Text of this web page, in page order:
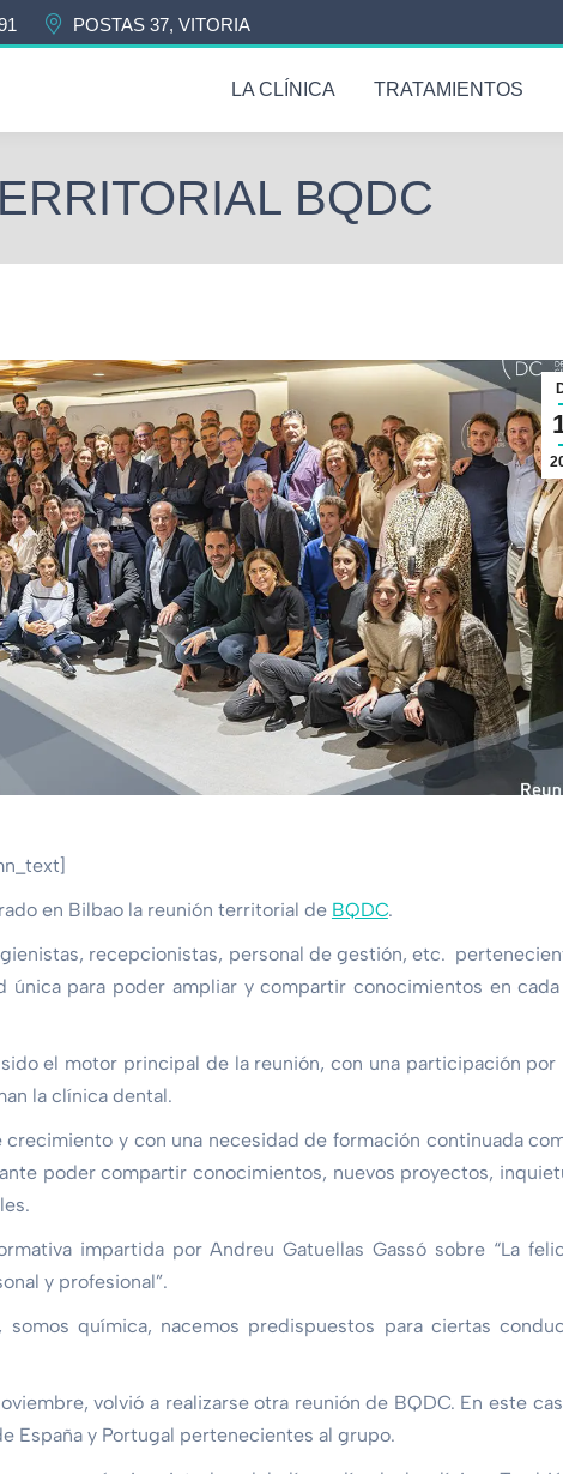
POSTAS 37, VITORIA
LA CLÍNICA TRATAMIENTOS
BQDC
en Bilbao la reunión territorial de BQDC.
recepcionistas, personal de gestión, etc.
única para poder ampliar y compartir conocimientos en cada
el motor principal de la reunión, con una participación por
la clínica dental.
y con una necesidad de formación continuada
poder compartir conocimientos, nuevos proyectos,
impartida por Andreu Gatuellas Gassó sobre “La
y profesional”.
somos química, nacemos predispuestos para ciertas
volvió a realizarse otra reunión de BQDC. En este
España y Portugal pertenecientes al grupo.